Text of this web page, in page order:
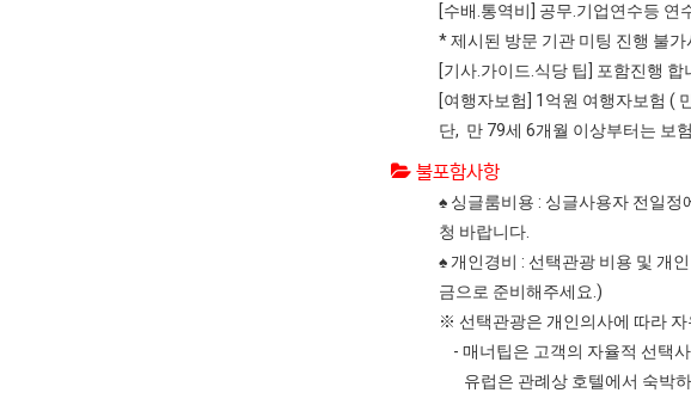
[수배.통역비] 공무.기업연수등 연
* 제시된 방문 기관 미팅 진행 불
[기사.가이드.식당 팁] 포함진행
[여행자보험] 1억원 여행자보험 (
단, 만 79세 6개월 이상부터는 보
불포함사항
♠ 싱글룸비용 : 싱글사용자 전일정
청 바랍니다.
♠ 개인경비 : 선택관광 비용 및 개
금으로 준비해주세요.)
※ 선택관광은 개인의사에 따라
- 매너팁은 고객의 자율적 선택
유럽은 관례상 호텔에서 숙박하